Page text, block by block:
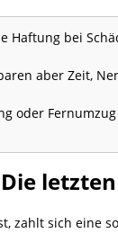
Haftung bei
aber Zeit,
oder
zahlt sich eine